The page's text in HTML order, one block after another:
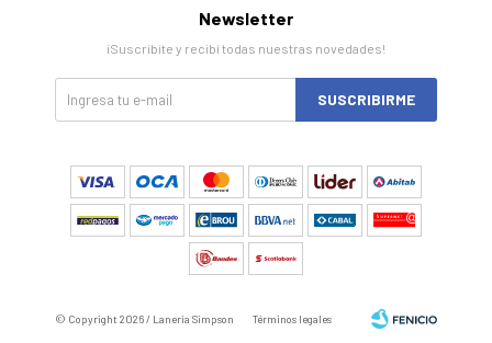
Newsletter
¡Suscribite y recibí todas nuestras novedades!
SUSCRIBIRME
© Copyright 2026 / Laneria Simpson Términos legales